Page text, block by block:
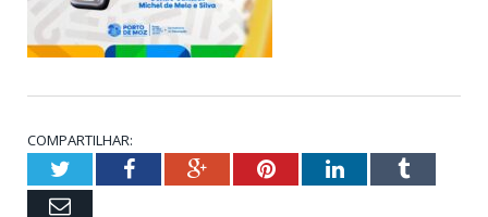
COMPARTILHAR:
TwitterFacebookGoogle+PinterestLinkedInTumblr
Email